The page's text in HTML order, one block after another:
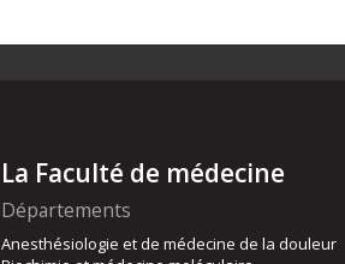
La Faculté de médecine
Départements
Anesthésiologie et de médecine de la douleur